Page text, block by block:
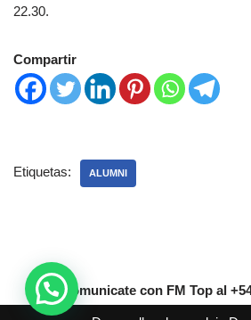
22.30.
Compartir
Etiquetas: ALUMNI
Comunicate con FM Top al